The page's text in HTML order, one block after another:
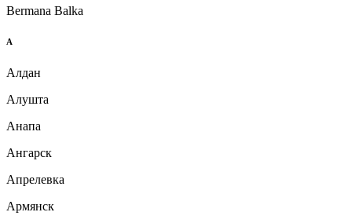
Bermana Balka
А
Алдан
Алушта
Анапа
Ангарск
Апрелевка
Армянск